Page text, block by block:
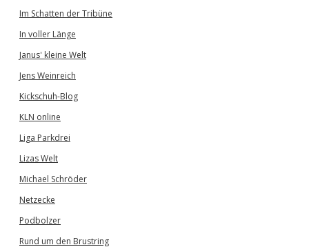
Im Schatten der Tribüne
In voller Länge
Janus' kleine Welt
Jens Weinreich
Kickschuh-Blog
KLN online
Liga Parkdrei
Lizas Welt
Michael Schröder
Netzecke
Podbolzer
Rund um den Brustring